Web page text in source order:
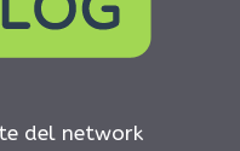
del network